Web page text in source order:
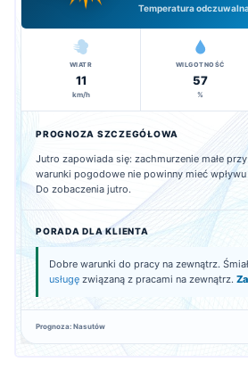
Temperatura
WIATR
11
km/h
WILGOTNOŚĆ
57
%
PROGNOZA SZCZEGÓŁOWA
Jutro zapowiada się: zachmurzenie małe
warunki pogodowe nie powinny mieć
Do zobaczenia jutro.
PORADA DLA KLIENTA
Dobre warunki do pracy na zewnątrz.
usługę związaną z pracami na zewnątrz.
Prognoza: Nasutów